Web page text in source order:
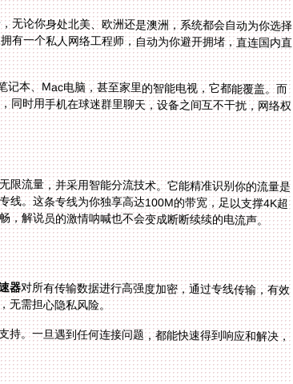
无论你身处北美、欧洲还是澳洲，系统都会自动为你选择
有一个私人网络工程师，自动为你避开拥堵，直连国内直
本、Mac电脑，甚至家里的智能电视，它都能覆盖。而
时用手机在球迷群里聊天，设备之间互不干扰，网络权
限流量，并采用智能分流技术。它能精准识别你的流量是
，并自动将其导向精选的回国影音加速专线。这条专线为你独享高达100M的带宽，足以支撑4K超
，解说员的激情呐喊也不会变成断断续续的电流声。
器对所有传输数据进行高强度加密，通过专线传输，有效
无需担心隐私风险。
。一旦遇到任何连接问题，都能快速得到响应和解决，